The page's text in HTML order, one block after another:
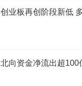
创业板再创阶段新低
北向资金净流出超100